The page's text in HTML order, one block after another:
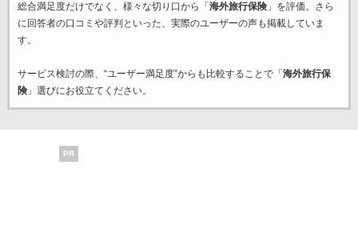
総合満足度だけでなく、様々な切り口から「 海外旅行保険」を評価。さら
に回答者の口コミや評判といった、実際のユーザーの声も掲載していま
す。
サービス検討の際、“ユーザー満足度”からも比較することで「 海外旅行保
険」選びにお役立てください。
PR